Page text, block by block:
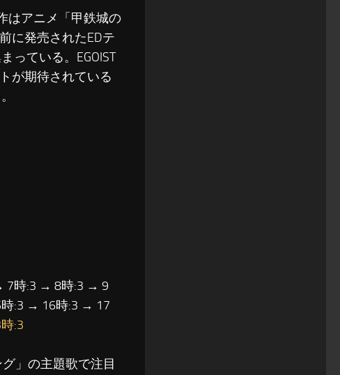
はアニメ「甲鉄城の
に発売されたEDテ
っている。EGOIST
が期待されている
7時:3 → 8時:3 → 9
:3 → 16時:3 → 17
:3
」の主題歌で注目